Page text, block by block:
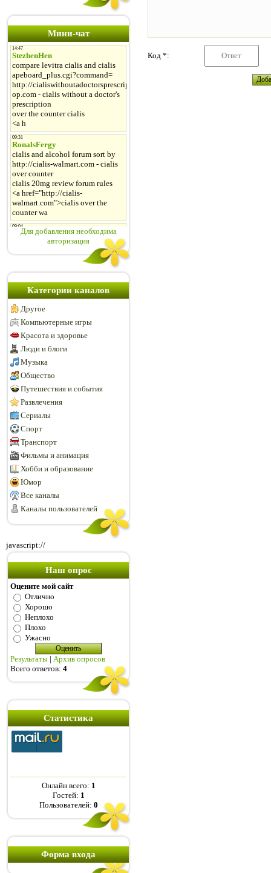
Мини-чат
Для добавления необходима
авторизация
Категории каналов
Другое
Компьютерные игры
Красота и здоровье
Люди и блоги
Музыка
Общество
Путешествия и события
Развлечения
Сериалы
Спорт
Транспорт
Фильмы и анимация
Хобби и образование
Юмор
Все каналы
Каналы пользователей
javascript://
Наш опрос
Оцените мой сайт
Отлично
Хорошо
Неплохо
Плохо
Ужасно
Результаты | Архив опросов
Всего ответов: 4
Статистика
Онлайн всего: 1
Гостей: 1
Пользователей: 0
Форма входа
Код *: